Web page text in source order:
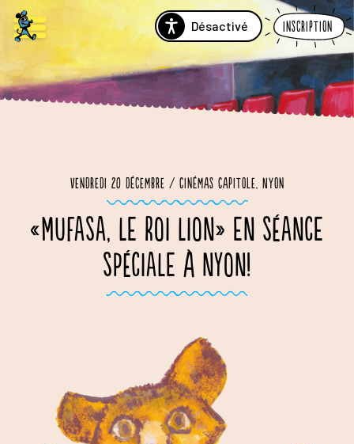
Désactivé Inscription
Vendredi 20 décembre / Cinémas Capitole, Nyon
«MUFASA, LE ROI LION» EN SÉANCE
SPÉCIALE À NYON!